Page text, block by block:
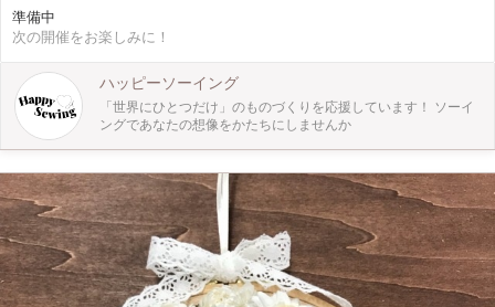
りとしたマチがあるので、意外に収納力があります。 〈出来上がりサイズ〉 約
縦14cm x 横19cm x マチ11.5cm 〈おすすめポイント〉 その① 畳のヘリは裁断済
く、張りがあるので作り映えします。 〈こんな方を対象としています〉 洋裁初
心者の方歓迎！ ミシンで何か縫ったことがあるのが望ましいですが、直線縫い
が多いので、ご心配なく！ 畳のヘリを使ったことはあるけど、インド刺繍リボ
ンとの少しめずらしい組み合わせのおしゃれなバッグを作ってみたい方！
準備中
次の開催をお楽しみに！
ハッピーソーイング
「世界にひとつだけ」のものづくりを応援しています！ ソーイ
ングであなたの想像をかたちにしませんか